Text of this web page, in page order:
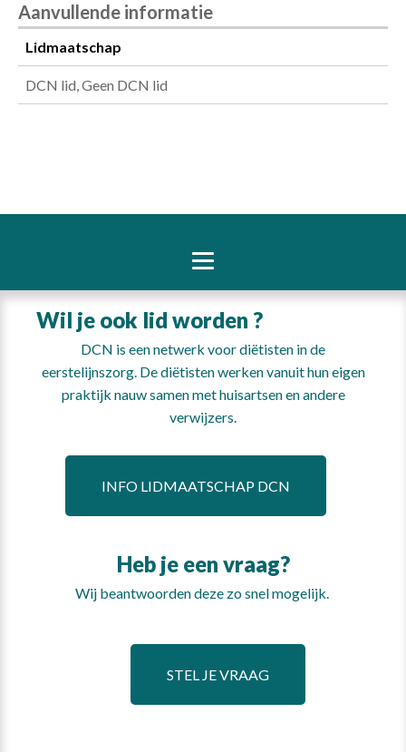
Aanvullende informatie
Lidmaatschap
DCN lid, Geen DCN lid
Wil je ook lid worden ?
DCN is een netwerk voor diëtisten in de
eerstelijnszorg. De diëtisten werken vanuit hun eigen
praktijk nauw samen met huisartsen en andere
verwijzers.
INFO LIDMAATSCHAP DCN
Heb je een vraag?
Wij beantwoorden deze zo snel mogelijk.
STEL JE VRAAG